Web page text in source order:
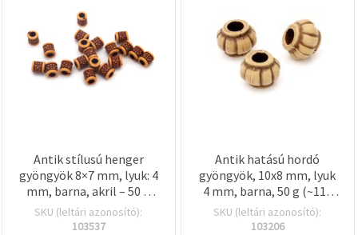
Antik stílusú henger
gyöngyök 8×7 mm, lyuk: 4
mm, barna, akril – 50 g
(~210 db)
SKU (leltári azonosító):
103537
Antik hatású hordó
gyöngyök, 10x8 mm, lyuk
4 mm, barna, 50 g (~110
db)
SKU (leltári azonosító):
103206